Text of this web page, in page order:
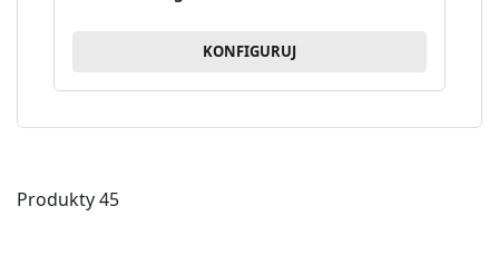
KONFIGURUJ
Produkty45